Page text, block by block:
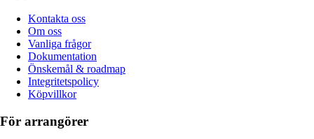
Kontakta oss
Om oss
Vanliga frågor
Dokumentation
Önskemål & roadmap
Integritetspolicy
Köpvillkor
För arrangörer